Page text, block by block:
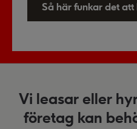
Så här funkar det
Vi leasar eller
företag kan